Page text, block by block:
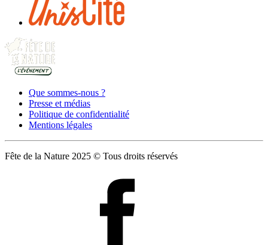
Que sommes-nous ?
Presse et médias
Politique de confidentialité
Mentions légales
Fête de la Nature 2025 © Tous droits réservés